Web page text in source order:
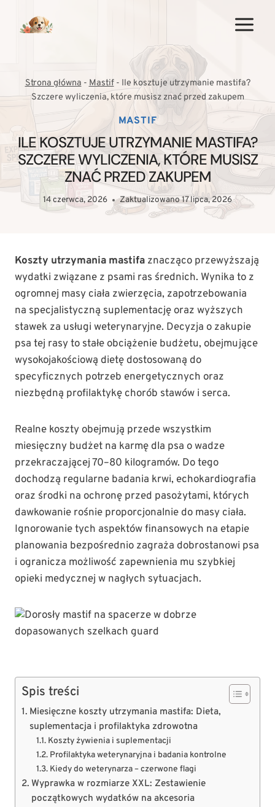
Strona główna-Mastif- Ile kosztuje utrzymanie mastifa?
Szczere wyliczenia, które musisz znać przed zakupem
MASTIF
ILE KOSZTUJE UTRZYMANIE MASTIFA?
SZCZERE WYLICZENIA, KTÓRE MUSISZ
ZNAĆ PRZED ZAKUPEM
14 czerwca, 2026 Zaktualizowano17 lipca, 2026
Koszty utrzymania mastifa znacząco przewyższają
wydatki związane z psami ras średnich. Wynika to z
ogromnej masy ciała zwierzęcia, zapotrzebowania
na specjalistyczną suplementację oraz wyższych
stawek za usługi weterynaryjne. Decyzja o zakupie
psa tej rasy to stałe obciążenie budżetu, obejmujące
wysokojakościową dietę dostosowaną do
specyficznych potrzeb energetycznych oraz
niezbędną profilaktykę chorób stawów i serca.
Realne koszty obejmują przede wszystkim
miesięczny budżet na karmę dla psa o wadze
przekraczającej 70–80 kilogramów. Do tego
dochodzą regularne badania krwi, echokardiografia
oraz środki na ochronę przed pasożytami, których
dawkowanie rośnie proporcjonalnie do masy ciała.
Ignorowanie tych aspektów finansowych na etapie
planowania bezpośrednio zagraża dobrostanowi psa
i ogranicza możliwość zapewnienia mu szybkiej
opieki medycznej w nagłych sytuacjach.
Spis treści
Miesięczne koszty utrzymania mastifa: Dieta,
suplementacja i profilaktyka zdrowotna
Koszty żywienia i suplementacji
Profilaktyka weterynaryjna i badania kontrolne
Kiedy do weterynarza – czerwone flagi
Wyprawka w rozmiarze XXL: Zestawienie
początkowych wydatków na akcesoria